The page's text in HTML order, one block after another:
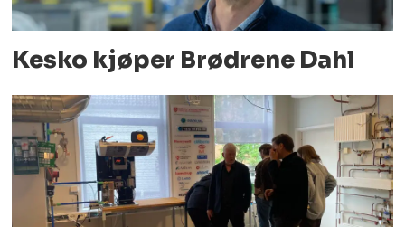
Kesko kjøper Brødrene Dahl